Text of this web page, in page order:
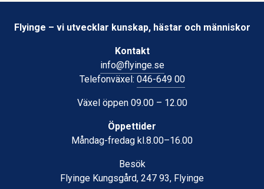
Flyinge – vi utvecklar kunskap, hästar och människor
Kontakt
info@flyinge.se
Telefonväxel: 046-649 00
Växel öppen 09.00 – 12.00
Öppettider
Måndag-fredag kl.8.00–16.00
Besök
Flyinge Kungsgård, 247 93, Flyinge